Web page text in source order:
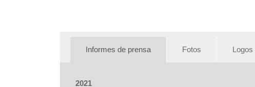
Informes de prensa Fotos Logos
2021